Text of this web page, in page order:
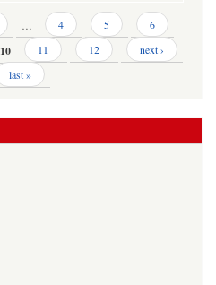
… 4 5
6
10 11 12
next ›
last »